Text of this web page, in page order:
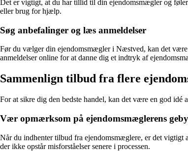
Det er vigtigt, at du har tillid til din ejendomsmægler og
eller brug for hjælp.
Søg anbefalinger og læs anmeldelser
Før du vælger din ejendomsmægler i Næstved, kan det være
anmeldelser online for at danne dig et indtryk af
Sammenlign tilbud fra flere
For at sikre dig den bedste handel, kan det være en god
Vær opmærksom på ejendomsmæglerens
Når du indhenter tilbud fra ejendomsmæglere, er det
der ikke opstår misforståelser senere i processen.